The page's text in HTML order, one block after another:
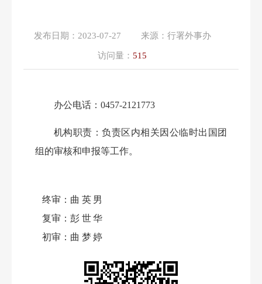
发布日期： 2023-07-27 来源： 行署外事办
访问量： 515
办公电话：0457-2121773
机构职责：负责区内相关因公临时出国团
组的审核和申报等工作。
终审： 曲英男
复审： 彭世华
初审： 曲梦婷